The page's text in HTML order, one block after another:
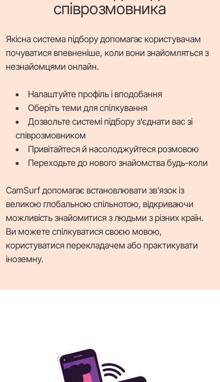
співрозмовника
Якісна система підбору допомагає користувачам
почуватися впевненіше, коли вони знайомляться з
незнайомцями онлайн.
Налаштуйте профіль і вподобання
Оберіть теми для спілкування
Дозвольте системі підбору з'єднати вас зі
співрозмовником
Привітайтеся й насолоджуйтеся розмовою
Переходьте до нового знайомства будь-коли
CamSurf допомагає встановлювати зв'язок із
великою глобальною спільнотою, відкриваючи
можливість знайомитися з людьми з різних країн.
Ви можете спілкуватися своєю мовою,
користуватися перекладачем або практикувати
іноземну.